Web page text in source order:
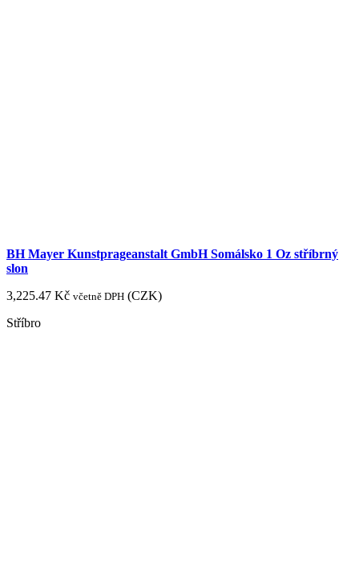
BH Mayer Kunstprageanstalt GmbH Somálsko 1 Oz stříbrný
slon
3,225.47 Kč včetně DPH (CZK)
Stříbro